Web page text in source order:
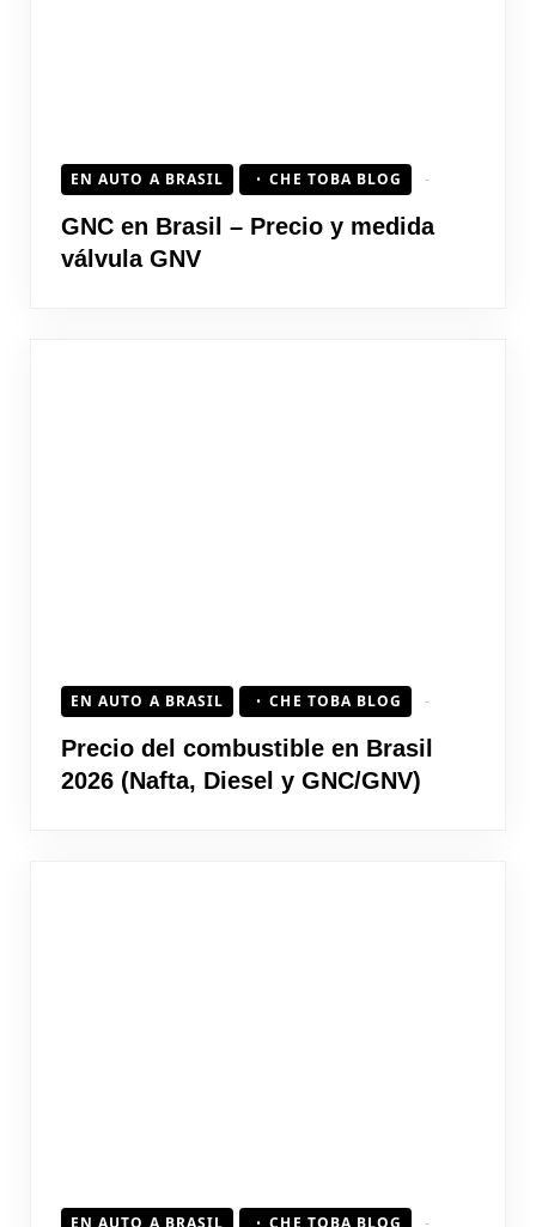
EN AUTO A BRASIL CHE TOBA BLOG
GNC en Brasil – Precio y medida
válvula GNV
EN AUTO A BRASIL CHE TOBA BLOG
Precio del combustible en Brasil
2026 (Nafta, Diesel y GNC/GNV)
EN AUTO A BRASIL CHE TOBA BLOG